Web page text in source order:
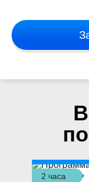
2 часа